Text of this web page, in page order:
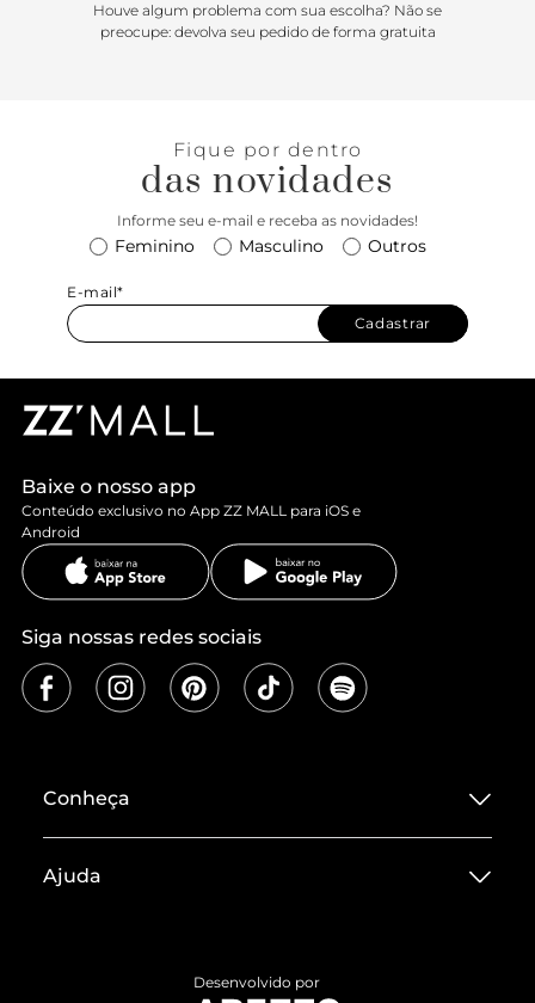
Houve algum problema com sua escolha? Não se
preocupe: devolva seu pedido de forma gratuita
Fique por dentro
das novidades
Informe seu e-mail e receba as novidades!
Feminino Masculino Outros
E-mail*
Cadastrar
Baixe o nosso app
Conteúdo exclusivo no App ZZ MALL para iOS e
Android
Siga nossas redes sociais
Conheça
Termos de Uso
Ajuda
Desenvolvido por